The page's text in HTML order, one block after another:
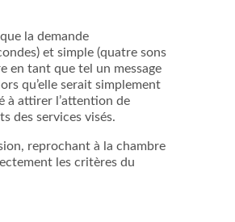
la demande
et simple (quatre sons
en tant que tel un message
qu’elle serait simplement
à attirer l’attention de
des services visés.
reprochant à la chambre
les critères du